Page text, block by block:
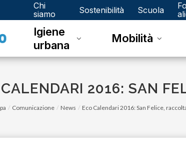
Chi
siamo
Sostenibilità Scuola
Igiene
urbana
Mobilità
2016: SAN
Comunicazione News Eco Calendari 2016: San Felice,